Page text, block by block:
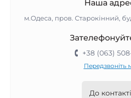
Наша
м.Одеса, пров. Старокінний,
+38 (063)
Передзвоніть
До